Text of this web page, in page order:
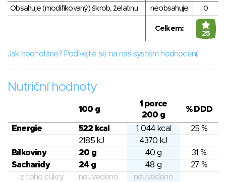
Obsahuje (modifikovaný) škrob, želatinu neobsahuje 0
Celkem:
25
Jak hodnotíme? Podívejte se na náš systém hodnocení.
Nutriční hodnoty
100 g
1 porce
200 g
% DDD
Energie 522 kcal 1 044 kcal
25 %
2185 kJ
4370 kJ
Bílkoviny
20 g 40 g
31 %
Sacharidy
24 g 48 g
27 %
z toho cukry
neuvedeno
neuvedeno